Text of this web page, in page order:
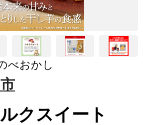
べおかし
クスイート